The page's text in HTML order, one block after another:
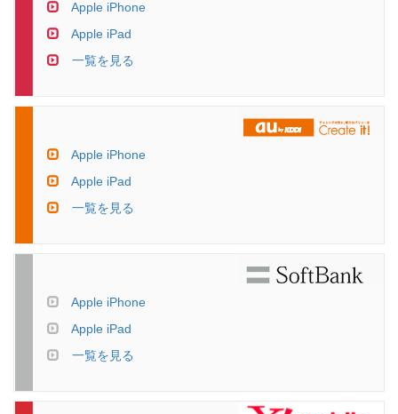
Apple iPhone
Apple iPad
一覧を見る
Apple iPhone
Apple iPad
一覧を見る
Apple iPhone
Apple iPad
一覧を見る